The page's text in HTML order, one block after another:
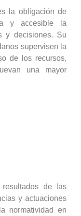
la obligación de
y accesible la
y decisiones. Su
supervisen la
de los recursos,
una mayor
de las
y actuaciones
normatividad en